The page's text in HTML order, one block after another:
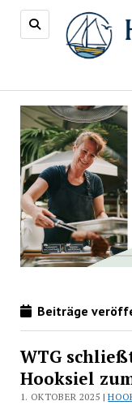
Beiträge
WTG
Hooksiel
1. OKTOBER 2025 |